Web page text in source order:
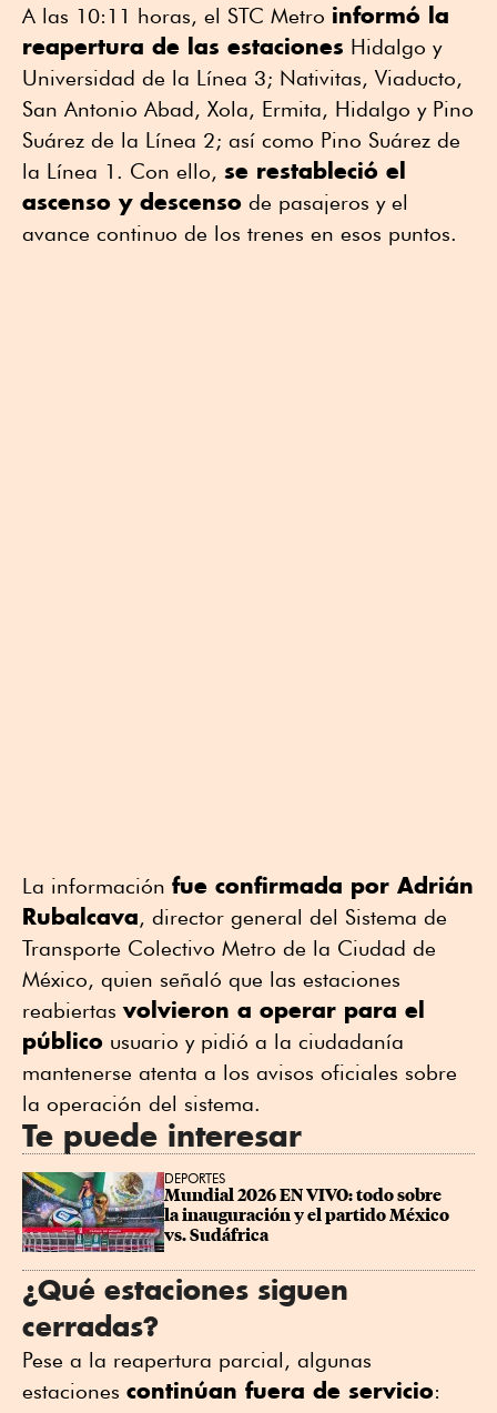
A las 10:11 horas, el STC Metro informó la
reapertura de las estaciones Hidalgo y
Universidad de la Línea 3; Nativitas, Viaducto,
San Antonio Abad, Xola, Ermita, Hidalgo y Pino
Suárez de la Línea 2; así como Pino Suárez de
la Línea 1. Con ello, se restableció el
ascenso y descenso de pasajeros y el
avance continuo de los trenes en esos puntos.
La información fue confirmada por Adrián
Rubalcava, director general del Sistema de
Transporte Colectivo Metro de la Ciudad de
México, quien señaló que las estaciones
reabiertas volvieron a operar para el
público usuario y pidió a la ciudadanía
mantenerse atenta a los avisos oficiales sobre
la operación del sistema.
Te puede interesar
DEPORTES
Mundial 2026 EN VIVO: todo sobre
la inauguración y el partido México
vs. Sudáfrica
¿Qué estaciones siguen
cerradas?
Pese a la reapertura parcial, algunas
estaciones continúan fuera de servicio: